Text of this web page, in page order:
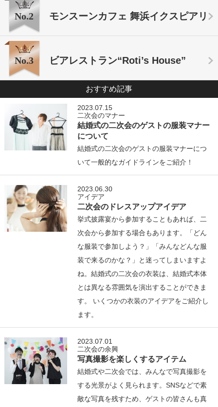
No.2 モンスーンカフェ 舞浜イクスピアリ
No.3 ビアレストラン“Roti’s House”
おすすめ記事
2023.07.15
二次会のマナー
結婚式の二次会のゲストの服装マナー
について
結婚式の二次会のゲストの服装マナーにつ
いて一般的なガイドラインをご紹介！
2023.06.30
アイデア
二次会のドレスアップアイデア
挙式披露宴から参加することもあれば、二
次会から参加する場合もあります。「どん
な服装で参加しよう？」「みんなどんな服
装で来るのかな？」と迷ってしまいますよ
ね。結婚式の二次会の衣装は、結婚式本体
とは異なる雰囲気を演出することができま
す。 いくつかの衣装のアイデアをご紹介し
ます。
2023.07.01
二次会の余興
写真撮影を楽しくするアイテム
結婚式や二次会では、みんなで写真撮影を
する光景がよく見られます。SNSなどで素
敵な写真を残すため、ゲストの皆さんも真